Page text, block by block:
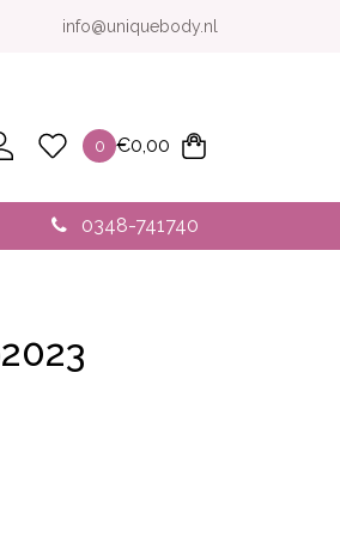
info@uniquebody.nl
0 €0,00
0348-741740